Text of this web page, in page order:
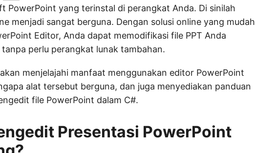
PowerPoint yang terinstal di perangkat Anda. Di sinilah
menjadi sangat berguna. Dengan solusi online yang mudah
Editor, Anda dapat memodifikasi file PPT Anda
perlu perangkat lunak tambahan.
menjelajahi manfaat menggunakan editor PowerPoint
alat tersebut berguna, dan juga menyediakan panduan
file PowerPoint dalam C#.
Presentasi PowerPoint